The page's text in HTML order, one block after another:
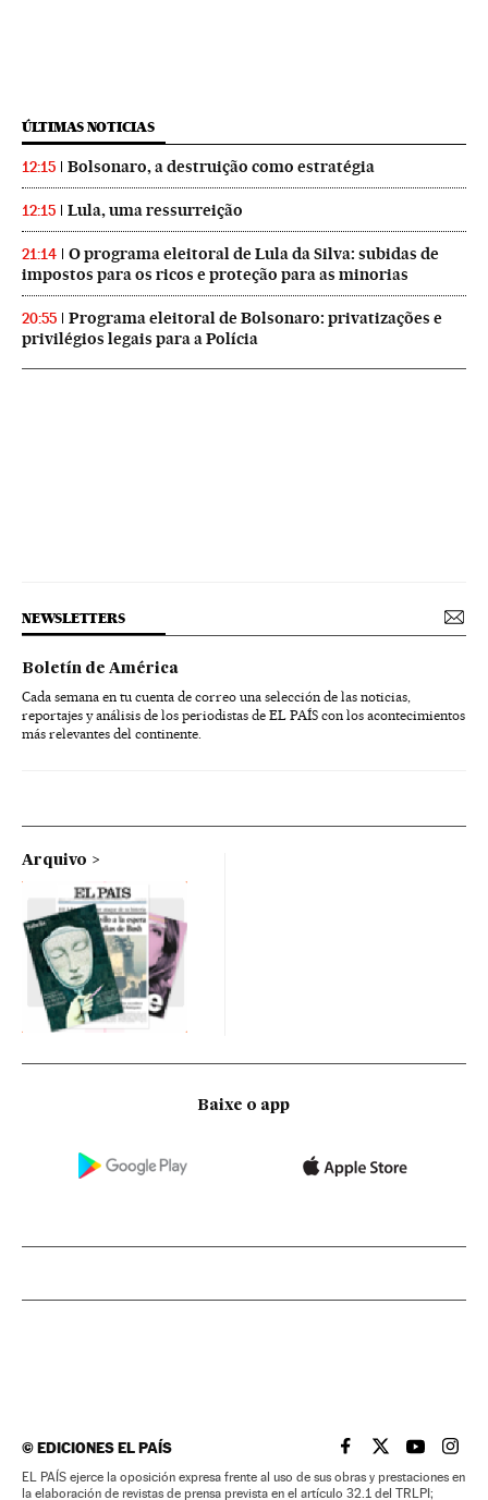
ÚLTIMAS NOTICIAS
12:15 Bolsonaro, a destruição como estratégia
12:15 Lula, uma ressurreição
21:14
O programa eleitoral de Lula da Silva: subidas de
impostos para os ricos e proteção para as minorias
20:55
Programa eleitoral de Bolsonaro: privatizações e
privilégios legais para a Polícia
NEWSLETTERS
Boletín de América
Cada semana en tu cuenta de correo una selección de las noticias,
reportajes y análisis de los periodistas de EL PAÍS con los acontecimientos
más relevantes del continente.
Arquivo
Baixe o app
©EDICIONES EL PAÍS EL PAÍS BRASIL EN
EL PAÍSEL PAÍS
EL
EL PAÍS ejerce la oposición expresa frente al uso de sus obras y prestaciones en
la elaboración de revistas de prensa prevista en el artículo 32.1 del TRLPI;